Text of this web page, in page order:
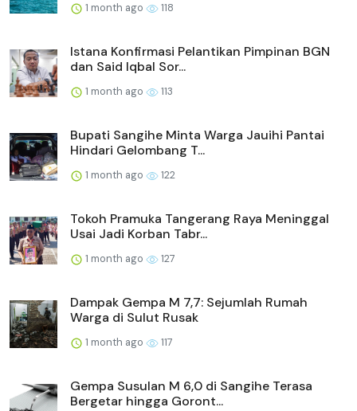
1 month ago 118
Istana Konfirmasi Pelantikan Pimpinan BGN
dan Said Iqbal Sor...
1 month ago 113
Bupati Sangihe Minta Warga Jauihi Pantai
Hindari Gelombang T...
1 month ago 122
Tokoh Pramuka Tangerang Raya Meninggal
Usai Jadi Korban Tabr...
1 month ago 127
Dampak Gempa M 7,7: Sejumlah Rumah
Warga di Sulut Rusak
1 month ago 117
Gempa Susulan M 6,0 di Sangihe Terasa
Bergetar hingga Goront...